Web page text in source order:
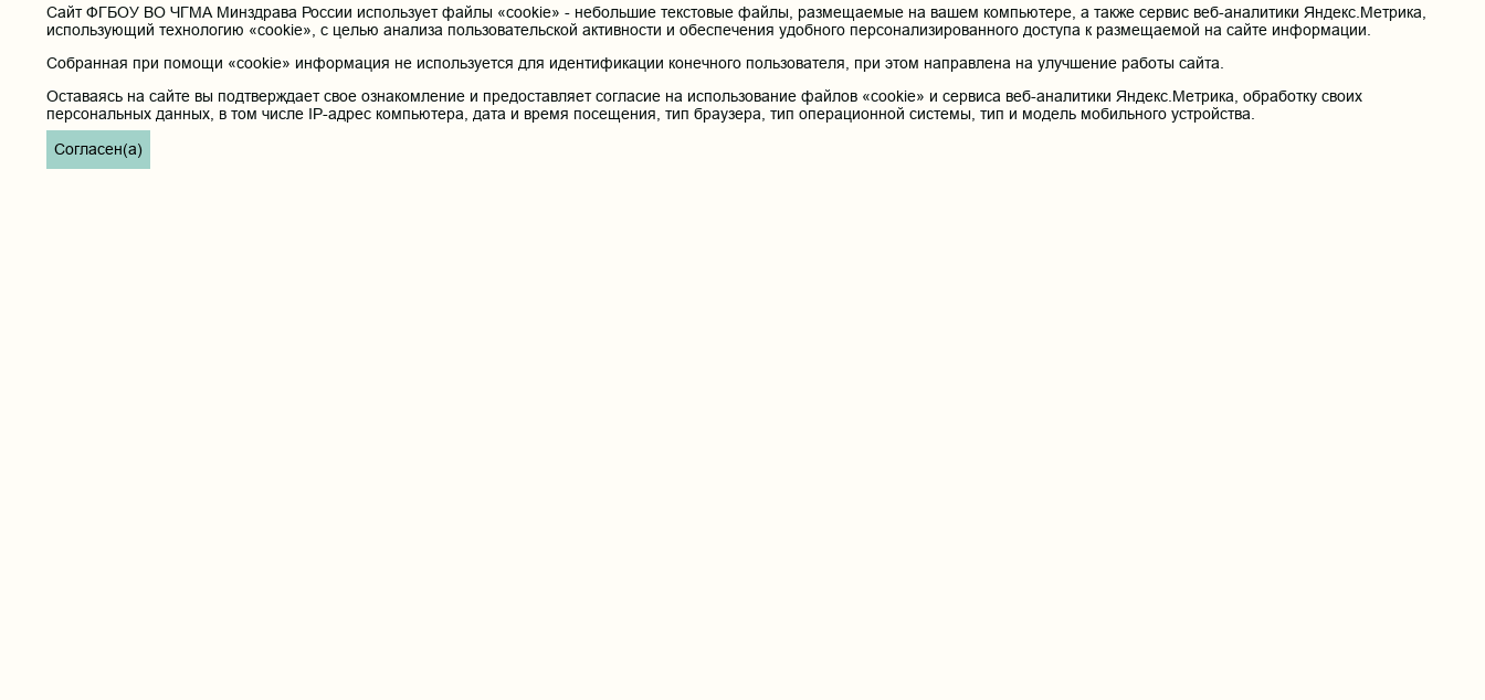
Cайт ФГБОУ ВО ЧГМА Минздрава России использует файлы «cookie» - небольшие текстовые файлы, размещаемые на вашем компьютере, а также сервис веб-аналитики Яндекс.Метрика,
использующий технологию «cookie», с целью анализа пользовательской активности и обеспечения удобного персонализированного доступа к размещаемой на сайте информации.
Собранная при помощи «cookie» информация не используется для идентификации конечного пользователя, при этом направлена на улучшение работы сайта.
Оставаясь на сайте вы подтверждает свое ознакомление и предоставляет согласие на использование файлов «cookie» и сервиса веб-аналитики Яндекс.Метрика, обработку своих
персональных данных, в том числе IP-адрес компьютера, дата и время посещения, тип браузера, тип операционной системы, тип и модель мобильного устройства.
Согласен(а)